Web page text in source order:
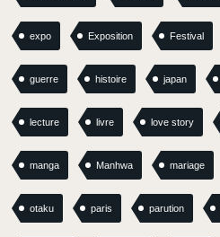
expo Exposition Festival
guerre histoire japan
lecture livre love story
manga Manhwa mariage
otaku paris parution